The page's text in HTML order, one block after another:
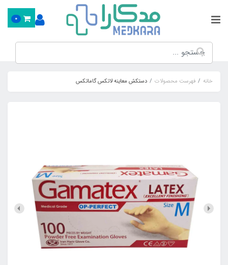
0
خانه فهرست محصولات دستکش معاینه لاتکس گاماتکس